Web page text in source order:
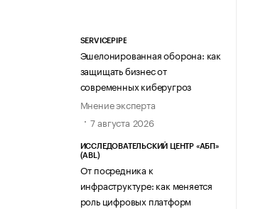
SERVICEPIPE
Эшелонированная оборона: как
защищать бизнес от
современных киберугроз
Мнение эксперта
7 августа 2026
ИССЛЕДОВАТЕЛЬСКИЙ ЦЕНТР «АБП»
(ABL)
От посредника к
инфраструктуре: как меняется
роль цифровых платформ